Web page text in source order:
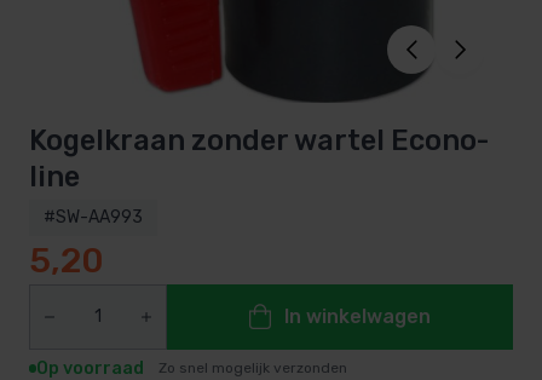
Kogelkraan zonder wartel Econo-
line
#SW-AA993
5,20
In winkelwagen
Op voorraad Zo snel mogelijk verzonden